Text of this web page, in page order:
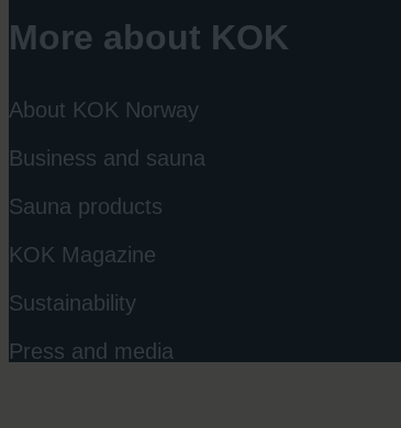
More about KOK
About KOK Norway
Business and sauna
Sauna products
KOK Magazine
Sustainability
Press and media